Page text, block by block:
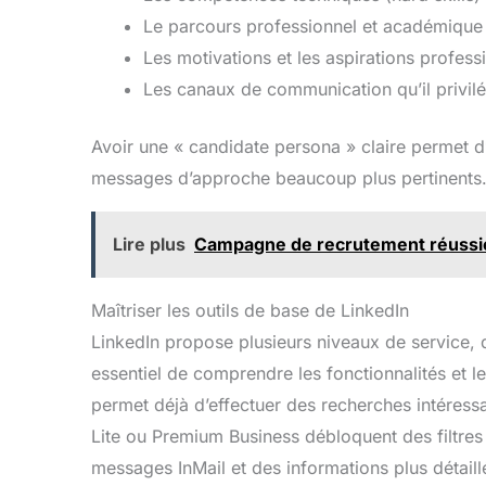
conception ergonomique
avancée, équipée d'un
adaptable de 0 à 20 °,
d'un dossier inclinable de
90 à 120 °, d'un appui-tête
angle. La conception
ergonomique multi-angle
peut parfaitement
apporter un confort total.
Si vous devez rester assis
naspaluro est le bon choix
pour vous ! Pas seulement
pour le bureau à domicile :
la hauteur de la chaise de
réglables, vous pouvez
vous adapter à votre
taille, choisir la position
assise la plus confortable
tête
90°
vos
Le parcours professionnel et
Les motivations et les aspirations
Les canaux de communication qu’il
Avoir une « candidate persona » claire permet
messages d’approche beaucoup plus pertinents.
Lire plus Campagne de recrutement
Maîtriser les outils de base de LinkedIn
LinkedIn propose plusieurs niveaux de service,
essentiel de comprendre les fonctionnalités et
permet déjà d’effectuer des recherches
Lite ou Premium Business débloquent des
messages InMail et des informations plus